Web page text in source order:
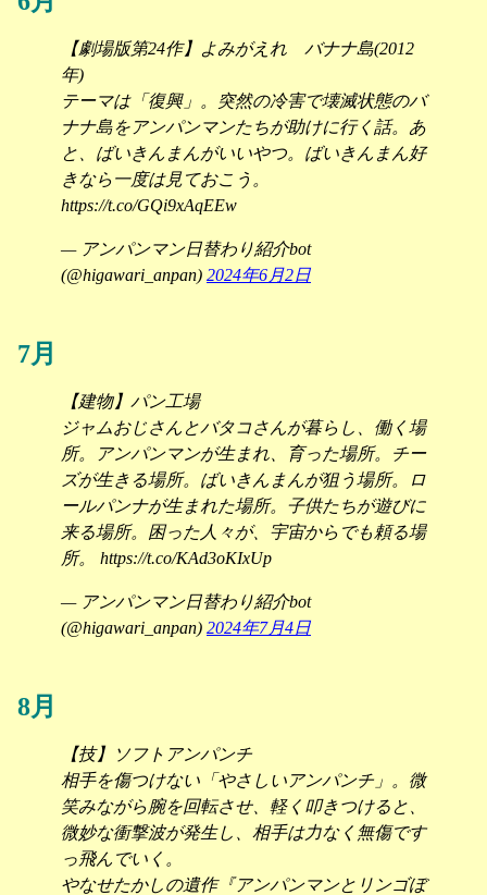
【劇場版第24作】よみがえれ バナナ島(2012
年)
テーマは「復興」。突然の冷害で壊滅状態のバ
ナナ島をアンパンマンたちが助けに行く話。あ
と、ばいきんまんがいいやつ。ばいきんまん好
きなら一度は見ておこう。
https://t.co/GQi9xAqEEw
— アンパンマン日替わり紹介bot
(@higawari_anpan) 2024年6月2日
7月
【建物】パン工場
ジャムおじさんとバタコさんが暮らし、働く場
所。アンパンマンが生まれ、育った場所。チー
ズが生きる場所。ばいきんまんが狙う場所。ロ
ールパンナが生まれた場所。子供たちが遊びに
来る場所。困った人々が、宇宙からでも頼る場
所。 https://t.co/KAd3oKIxUp
— アンパンマン日替わり紹介bot
(@higawari_anpan) 2024年7月4日
8月
【技】ソフトアンパンチ
相手を傷つけない「やさしいアンパンチ」。微
笑みながら腕を回転させ、軽く叩きつけると、
微妙な衝撃波が発生し、相手は力なく無傷です
っ飛んでいく。
やなせたかしの遺作『アンパンマンとリンゴぼ